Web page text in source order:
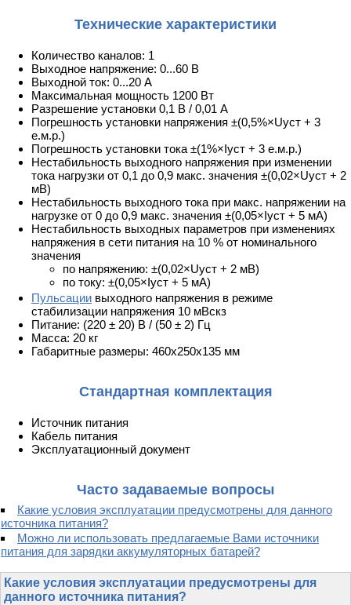
Технические характеристики
Количество каналов: 1
Выходное напряжение: 0...60 В
Выходной ток: 0...20 А
Максимальная мощность 1200 Вт
Разрешение установки 0,1 В / 0,01 А
Погрешность установки напряжения ±(0,5%×Uуст + 3
е.м.р.)
Погрешность установки тока ±(1%×Iуст + 3 е.м.р.)
Нестабильность выходного напряжения при изменении
тока нагрузки от 0,1 до 0,9 макс. значения ±(0,02×Uуст + 2
мВ)
Нестабильность выходного тока при макс. напряжении на
нагрузке от 0 до 0,9 макс. значения ±(0,05×Iуст + 5 мА)
Нестабильность выходных параметров при изменениях
напряжения в сети питания на 10 % от номинального
значения
по напряжению: ±(0,02×Uуст + 2 мВ)
по току: ±(0,05×Iуст + 5 мА)
Пульсации выходного напряжения в режиме
стабилизации напряжения 10 мВскз
Питание: (220 ± 20) В / (50 ± 2) Гц
Масса: 20 кг
Габаритные размеры: 460x250x135 мм
Стандартная комплектация
Источник питания
Кабель питания
Эксплуатационный документ
Часто задаваемые вопросы
Какие условия эксплуатации предусмотрены для данного
источника питания?
Можно ли использовать предлагаемые Вами источники
питания для зарядки аккумуляторных батарей?
Какие условия эксплуатации предусмотрены для
данного источника питания?